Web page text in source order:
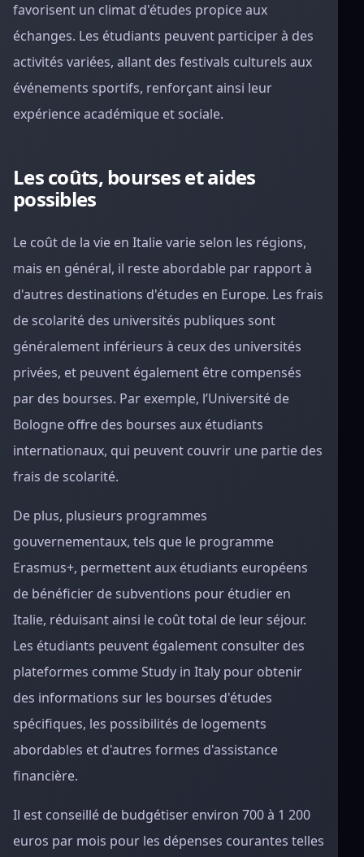
favorisent un climat d'études propice aux
échanges. Les étudiants peuvent participer à des
activités variées, allant des festivals culturels aux
événements sportifs, renforçant ainsi leur
expérience académique et sociale.
Les coûts, bourses et aides
possibles
Le coût de la vie en Italie varie selon les régions,
mais en général, il reste abordable par rapport à
d'autres destinations d'études en Europe. Les frais
de scolarité des universités publiques sont
généralement inférieurs à ceux des universités
privées, et peuvent également être compensés
par des bourses. Par exemple, l’Université de
Bologne offre des bourses aux étudiants
internationaux, qui peuvent couvrir une partie des
frais de scolarité.
De plus, plusieurs programmes
gouvernementaux, tels que le programme
Erasmus+, permettent aux étudiants européens
de bénéficier de subventions pour étudier en
Italie, réduisant ainsi le coût total de leur séjour.
Les étudiants peuvent également consulter des
plateformes comme Study in Italy pour obtenir
des informations sur les bourses d'études
spécifiques, les possibilités de logements
abordables et d'autres formes d'assistance
financière.
Il est conseillé de budgétiser environ 700 à 1 200
euros par mois pour les dépenses courantes telles